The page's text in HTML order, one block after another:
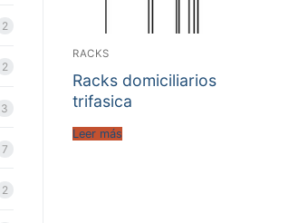
RACKS
Racks domiciliarios
trifasica
Leer más
2
2
3
7
2